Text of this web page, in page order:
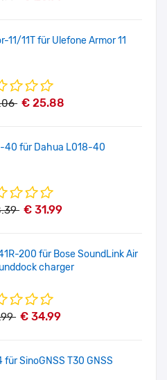
11/11T für Ulefone Armor 11
€ 25.88
40 für Dahua L018-40
€ 31.99
200 für Bose SoundLink Air
charger
€ 34.99
für SinoGNSS T30 GNSS